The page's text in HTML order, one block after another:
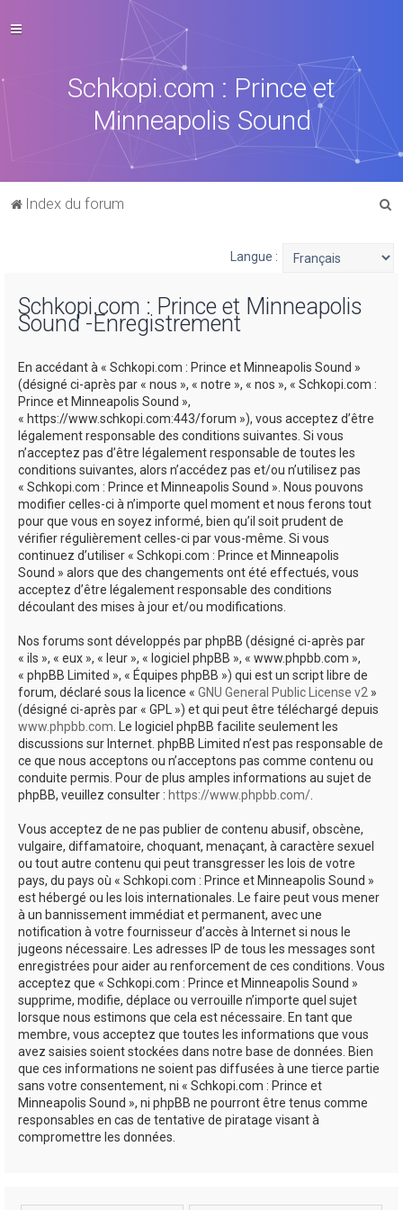
Schkopi.com : Prince et
Minneapolis Sound
Index du forum
Langue :
Schkopi.com : Prince et Minneapolis
Sound -Enregistrement
En accédant à « Schkopi.com : Prince et Minneapolis Sound »
(désigné ci-après par « nous », « notre », « nos », « Schkopi.com :
Prince et Minneapolis Sound »,
« https://www.schkopi.com:443/forum »), vous acceptez d’être
légalement responsable des conditions suivantes. Si vous
n’acceptez pas d’être légalement responsable de toutes les
conditions suivantes, alors n’accédez pas et/ou n’utilisez pas
« Schkopi.com : Prince et Minneapolis Sound ». Nous pouvons
modifier celles-ci à n’importe quel moment et nous ferons tout
pour que vous en soyez informé, bien qu’il soit prudent de
vérifier régulièrement celles-ci par vous-même. Si vous
continuez d’utiliser « Schkopi.com : Prince et Minneapolis
Sound » alors que des changements ont été effectués, vous
acceptez d’être légalement responsable des conditions
découlant des mises à jour et/ou modifications.
Nos forums sont développés par phpBB (désigné ci-après par
« ils », « eux », « leur », « logiciel phpBB », « www.phpbb.com »,
« phpBB Limited », « Équipes phpBB ») qui est un script libre de
forum, déclaré sous la licence « GNU General Public License v2 »
(désigné ci-après par « GPL ») et qui peut être téléchargé depuis
www.phpbb.com . Le logiciel phpBB facilite seulement les
discussions sur Internet. phpBB Limited n’est pas responsable de
ce que nous acceptons ou n’acceptons pas comme contenu ou
conduite permis. Pour de plus amples informations au sujet de
phpBB, veuillez consulter : https://www.phpbb.com/
Vous acceptez de ne pas publier de contenu abusif, obscène,
vulgaire, diffamatoire, choquant, menaçant, à caractère sexuel
ou tout autre contenu qui peut transgresser les lois de votre
pays, du pays où « Schkopi.com : Prince et Minneapolis Sound »
est hébergé ou les lois internationales. Le faire peut vous mener
à un bannissement immédiat et permanent, avec une
notification à votre fournisseur d’accès à Internet si nous le
jugeons nécessaire. Les adresses IP de tous les messages sont
enregistrées pour aider au renforcement de ces conditions. Vous
acceptez que « Schkopi.com : Prince et Minneapolis Sound »
supprime, modifie, déplace ou verrouille n’importe quel sujet
lorsque nous estimons que cela est nécessaire. En tant que
membre, vous acceptez que toutes les informations que vous
avez saisies soient stockées dans notre base de données. Bien
que ces informations ne soient pas diffusées à une tierce partie
sans votre consentement, ni « Schkopi.com : Prince et
Minneapolis Sound », ni phpBB ne pourront être tenus comme
responsables en cas de tentative de piratage visant à
compromettre les données.